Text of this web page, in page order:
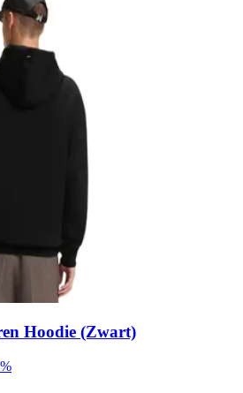
Hoodie (Zwart)
%